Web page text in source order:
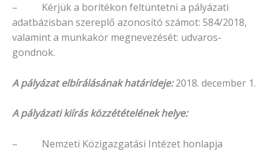
– Kérjük a borítékon feltüntetni a pályázati
adatbázisban szereplő azonosító számot: 584/2018,
valamint a munkakör megnevezését: udvaros-
gondnok.
A pályázat elbírálásának határideje: 2018. december 1.
A pályázati kiírás közzétételének helye:
– Nemzeti Közigazgatási Intézet honlapja